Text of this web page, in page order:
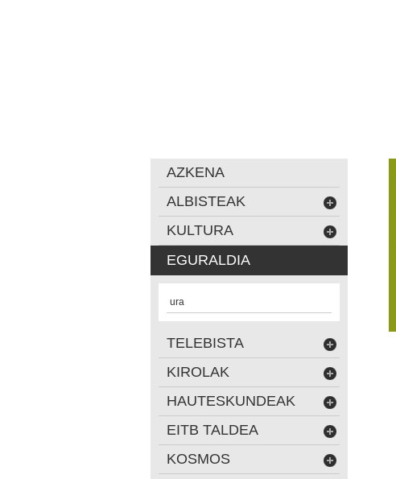
AZKENA
ALBISTEAK
KULTURA
EGURALDIA
ura
TELEBISTA
KIROLAK
HAUTESKUNDEAK
EITB TALDEA
KOSMOS